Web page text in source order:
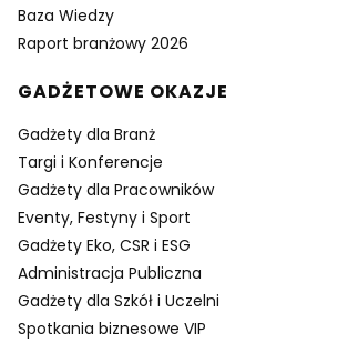
Baza Wiedzy
Raport branżowy 2026
GADŻETOWE OKAZJE
Gadżety dla Branż
Targi i Konferencje
Gadżety dla Pracowników
Eventy, Festyny i Sport
Gadżety Eko, CSR i ESG
Administracja Publiczna
Gadżety dla Szkół i Uczelni
Spotkania biznesowe VIP